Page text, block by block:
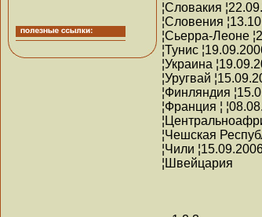
¦Словакия
¦Словения
¦Сьерра-Леоне
¦Тунис
¦Украина
¦Уругвай
¦Финляндия
¦Франция ¦
¦Чешская
¦Чили
¦Швейцария